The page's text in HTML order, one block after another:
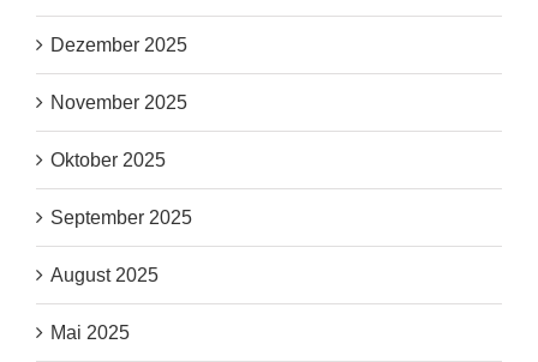
Dezember 2025
November 2025
Oktober 2025
September 2025
August 2025
Mai 2025